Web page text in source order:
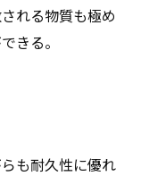
れる物質も極め
きる。
も耐久性に優れ